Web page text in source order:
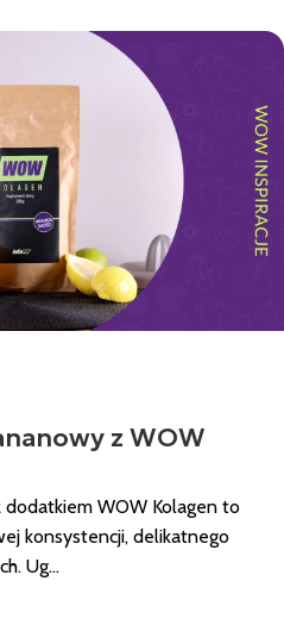
z WOW
WOW Kolagen to
konsystencji, delikatnego
Ug...